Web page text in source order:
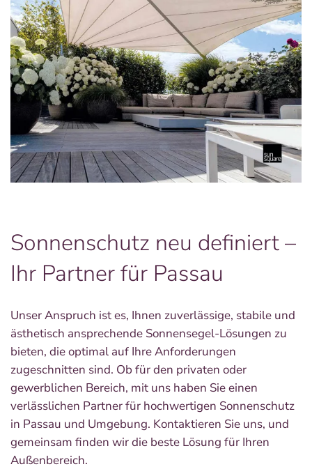
Sonnenschutz neu definiert –
Ihr Partner für Passau
Unser Anspruch ist es, Ihnen zuverlässige, stabile und
ästhetisch ansprechende Sonnensegel-Lösungen zu
bieten, die optimal auf Ihre Anforderungen
zugeschnitten sind. Ob für den privaten oder
gewerblichen Bereich, mit uns haben Sie einen
verlässlichen Partner für hochwertigen Sonnenschutz
in Passau und Umgebung. Kontaktieren Sie uns, und
gemeinsam finden wir die beste Lösung für Ihren
Außenbereich.